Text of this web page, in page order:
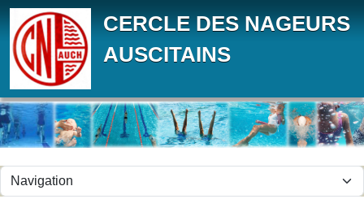
CERCLE DES NAGEURS
AUSCITAINS
Panneau de gestion des cookies